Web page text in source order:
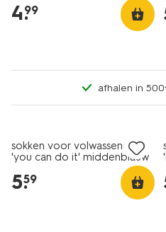
4.
99
afhalen in
sokken voor volwassenen
'you can do it' middenblauw
5.
59